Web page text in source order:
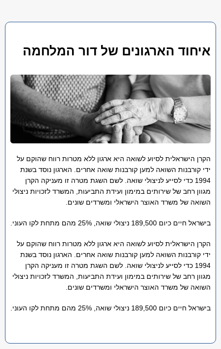
איחוד הארגונים של דור המלחמה
הקרן הישראלית לסיוע לשואה היא ארגון ללא מטרות רווח שהוקם על
ידי קורבנות השואה למען קורבנות שואה אחרים. הארגון נוסד בשנת
1994 כדי לסייע לניצולי שואה. לשם השגת מטרה זו מעניקה הקרן
מגוון רחב של שירותים במימון ועידת התביעות, המשרד לזכויות ניצולי
השואה של משרד האוצר הישראלי ומשרדים שונים.
בישראל חיים כיום 189,500 ניצולי שואה, 25% מהם מתחת לקו העוני.
הקרן הישראלית לסיוע לשואה היא ארגון ללא מטרות רווח שהוקם על
ידי קורבנות השואה למען קורבנות שואה אחרים. הארגון נוסד בשנת
1994 כדי לסייע לניצולי שואה. לשם השגת מטרה זו מעניקה הקרן
מגוון רחב של שירותים במימון ועידת התביעות, המשרד לזכויות ניצולי
השואה של משרד האוצר הישראלי ומשרדים שונים.
בישראל חיים כיום 189,500 ניצולי שואה, 25% מהם מתחת לקו העוני.